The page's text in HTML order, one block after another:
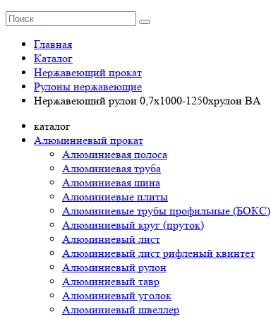
Главная
Каталог
Нержавеющий прокат
Рулоны нержавеющие
Нержавеющий рулон 0,7х1000-1250хрулон BA
каталог
Алюминиевый прокат
Алюминиевая полоса
Алюминиевая труба
Алюминиевая шина
Алюминиевые плиты
Алюминиевые трубы профильные (БОКС)
Алюминиевый круг (пруток)
Алюминиевый лист
Алюминиевый лист рифленый квинтет
Алюминиевый рулон
Алюминиевый тавр
Алюминиевый уголок
Алюминиевый швеллер